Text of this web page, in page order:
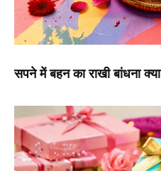
सपने में बहन का राखी बांधना